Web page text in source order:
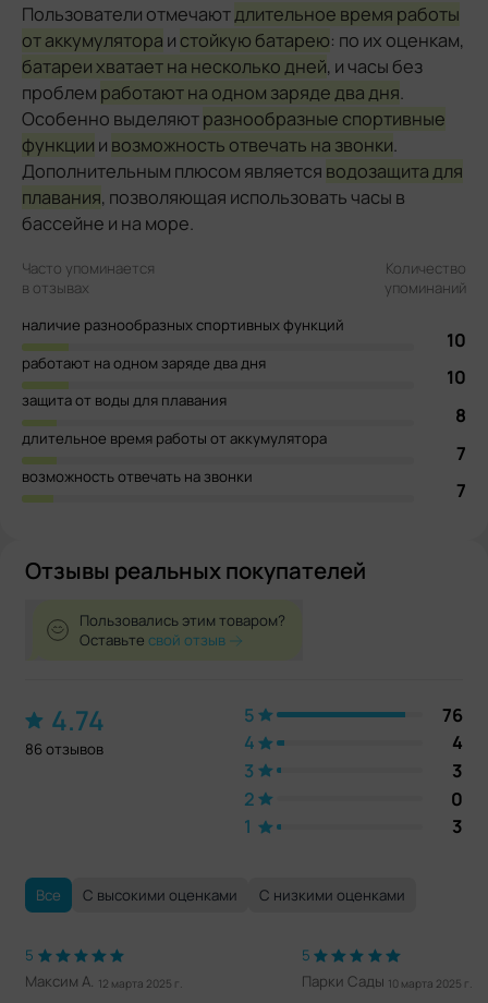
Пользователи отмечаютдлительное время работы
от аккумулятора и стойкую батарею: по их оценкам,
батареи хватает на несколько дней, и часы без
проблем работают на одном заряде два дня.
Особенно выделяютразнообразные спортивные
функции и возможность отвечать на звонки.
Дополнительным плюсом является водозащита для
плавания, позволяющая использовать часы в
бассейне и на море.
Часто упоминается
в отзывах
Количество
упоминаний
наличие разнообразных спортивных функций
10
работают на одном заряде два дня
10
защита от воды для плавания
8
длительное время работы от аккумулятора
7
возможность отвечать на звонки
7
Отзывы реальных покупателей
Пользовались этим товаром?
Оставьтесвой отзыв
4.74
86 отзывов
5
76
4
4
3
3
2
0
1
3
Все С высокими оценками С низкими оценками
5
Максим А. 12 марта 2025 г.
5
Парки Сады 10 марта 2025 г.